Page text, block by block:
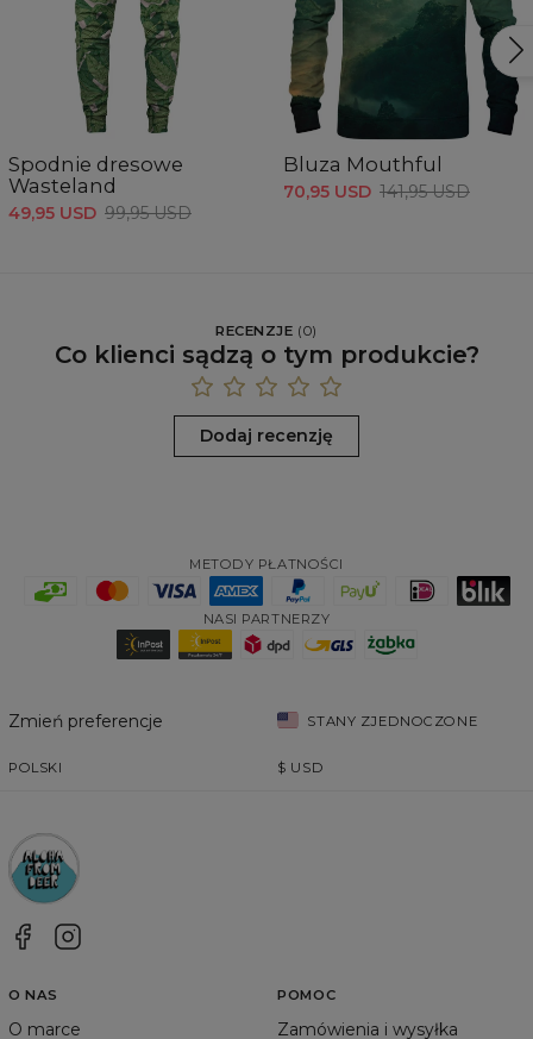
Spodnie dresowe
Wasteland
49,95 USD 99,95 USD
Bluza Mouthful
70,95 USD 141,95 USD
RECENZJE (0)
Co klienci sądzą o tym produkcie?
Dodaj recenzję
METODY PŁATNOŚCI
NASI PARTNERZY
Zmień preferencje STANY ZJEDNOCZONE
POLSKI $ USD
O NAS
O marce
POMOC
Zamówienia i wysyłka